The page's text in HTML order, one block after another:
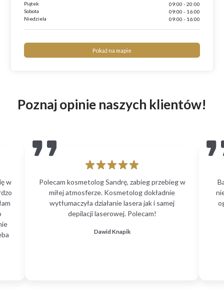
Piątek
09:00 - 20:00
Sobota
09:00 - 16:00
Niedziela
09:00 - 16:00
Pokaż na mapie
Poznaj opinie naszych klientów!
w
Polecam kosmetolog Sandrę, zabieg przebieg w
miłej atmosferze. Kosmetolog dokładnie
wytłumaczyła działanie lasera jak i samej
depilacji laserowej. Polecam!
Dawid Knapik